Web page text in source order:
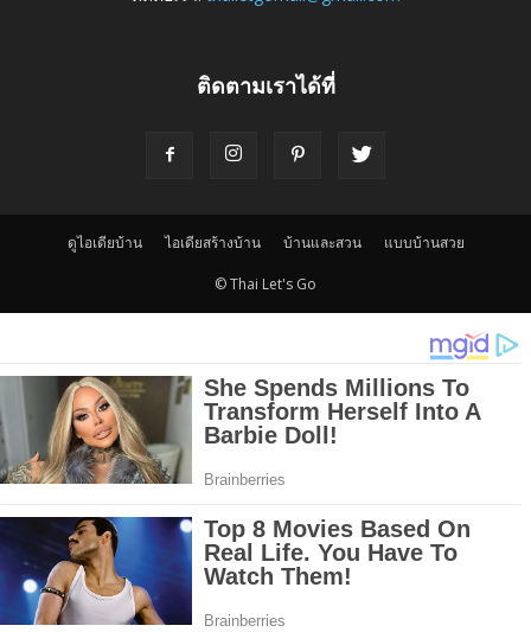
ติดตามเราได้ที่
ดูไอเดียบ้าน ไอเดียสร้างบ้าน บ้านและสวน แบบบ้านสวย
© Thai Let's Go